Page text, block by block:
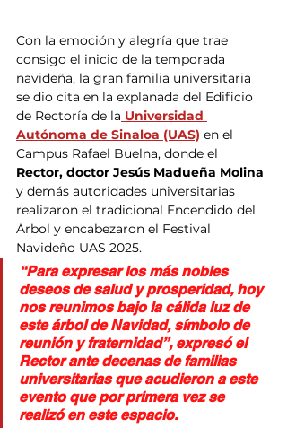
Con la emoción y alegría que trae
consigo el inicio de la temporada
navideña, la gran familia universitaria
se dio cita en la explanada del Edificio
de Rectoría de la Universidad
Autónoma de Sinaloa (UAS) en el
Campus Rafael Buelna, donde el
Rector, doctor Jesús Madueña Molina
y demás autoridades universitarias
realizaron el tradicional Encendido del
Árbol y encabezaron el Festival
Navideño UAS 2025.
“Para expresar los más nobles
deseos de salud y prosperidad, hoy
nos reunimos bajo la cálida luz de
este árbol de Navidad, símbolo de
reunión y fraternidad”, expresó el
Rector ante decenas de familias
universitarias que acudieron a este
evento que por primera vez se
realizó en este espacio.